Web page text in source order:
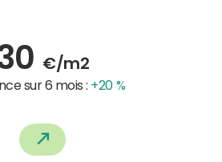
€/m2
sur 6 mois : +20 %